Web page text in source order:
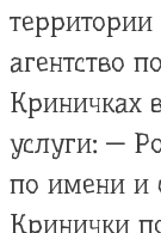
агентство
Криничках
услуги: —
по имени и
Кринички